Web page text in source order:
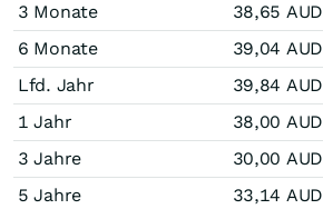
3 Monate
38,65 AUD
6 Monate
39,04 AUD
Lfd. Jahr
39,84 AUD
1 Jahr
38,00 AUD
3 Jahre
30,00 AUD
5 Jahre
33,14 AUD